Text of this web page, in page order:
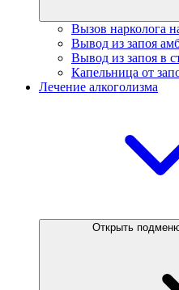
Вызов нарколога
Вывод из запоя
Вывод из запоя в
Капельница от
Лечение алкоголизма
Открыть